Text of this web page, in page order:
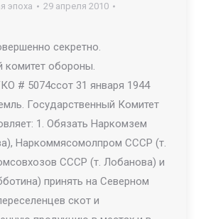
эпоха
29 апреля 2010
секретно.
комитет обороны.
# 5074ссот 31 января 1944
Государственный Комитет
1. Обязать Наркомзем
Наркоммясомолпром СССР (т.
СССР (т. Лобанова) и
принять на Северном
скот и